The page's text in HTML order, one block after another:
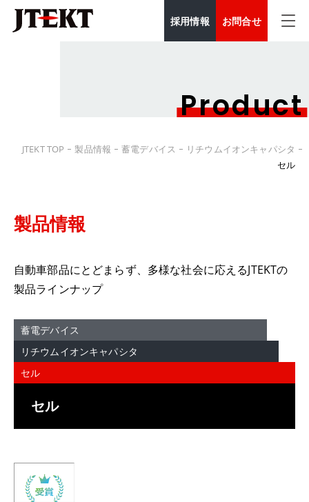
採用情報 お問合せ
Product
JTEKT TOP 製品情報 蓄電デバイス
リチウムイオンキャパシタ
セル
製品情報
自動車部品にとどまらず、多様な社会に応えるJTEKTの
製品ラインナップ
蓄電デバイス
リチウムイオンキャパシタ
セル
セル